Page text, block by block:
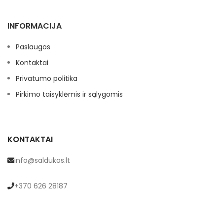
INFORMACIJA
Paslaugos
Kontaktai
Privatumo politika
Pirkimo taisyklėmis ir sąlygomis
KONTAKTAI
info@saldukas.lt
+370 626 28187